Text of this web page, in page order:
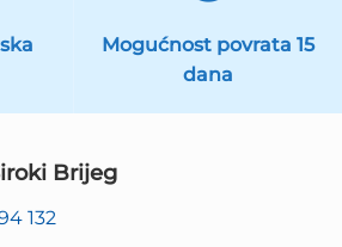
Mogućnost povrata 15
dana
Brijeg
132